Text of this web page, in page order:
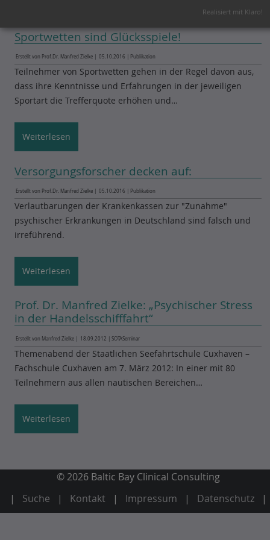
Sportwetten sind Glücksspiele!
Erstellt von Prof.Dr. Manfred Zielke | 05.10.2016 Publikation
Teilnehmer von Sportwetten gehen in der Regel davon aus,
dass ihre Kenntnisse und Erfahrungen in der jeweiligen
Sportart die Trefferquote erhöhen und…
Weiterlesen
Versorgungsforscher decken auf:
Erstellt von Prof.Dr. Manfred Zielke | 05.10.2016 Publikation
Verlautbarungen der Krankenkassen zur "Zunahme"
psychischer Erkrankungen in Deutschland sind falsch und
irreführend.
Weiterlesen
Prof. Dr. Manfred Zielke: „Psychischer Stress
in der Handelsschifffahrt“
Erstellt von Manfred Zielke | 18.09.2012 SOTASeminar
Themenabend der Staatlichen Seefahrtschule Cuxhaven –
Fachschule Cuxhaven am 7. März 2012: In einer mit 80
Teilnehmern aus allen nautischen Bereichen…
Weiterlesen
© 2026 Baltic Bay Clinical Consulting
Suche
Kontakt Impressum Datenschutz
Realisiert mit Klaro!